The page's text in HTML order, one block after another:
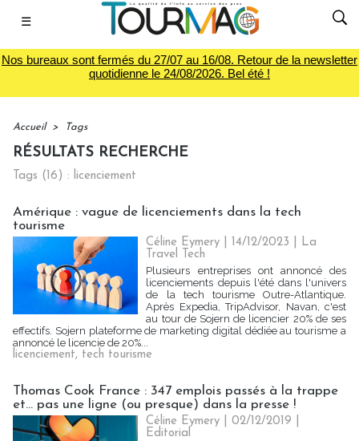
☰
Nos bureaux sont fermés du 27/07 au 16/08. Retour de la newsletter
quotidienne le 24/08/2026. Bel été !
Accueil > Tags
RÉSULTATS RECHERCHE
Tags (16) : licenciement
Amérique : vague de licenciements dans la tech
tourisme
Céline Eymery | 14/12/2023
La
Travel Tech
Plusieurs entreprises ont annoncé des
licenciements depuis l'été dans l'univers
de la tech tourisme Outre-Atlantique.
Après Expedia, TripAdvisor, Navan, c'est
au tour de Sojern de licencier 20% de ses
effectifs. Sojern plateforme de marketing digital dédiée au tourisme a
annoncé le licencie de 20%...
licenciement, tech tourisme
Thomas Cook France : 347 emplois passés à la trappe
et... pas une ligne (ou presque) dans la presse !
Céline Eymery | 02/12/2019
Editorial